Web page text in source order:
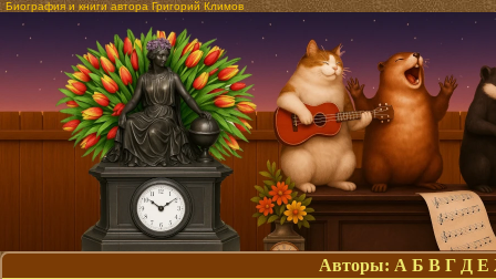
Биография и книги автора Григорий Климов
Авторы: А Б В Г Д Е